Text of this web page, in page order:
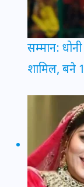
सम्मान:
शामिल, बने